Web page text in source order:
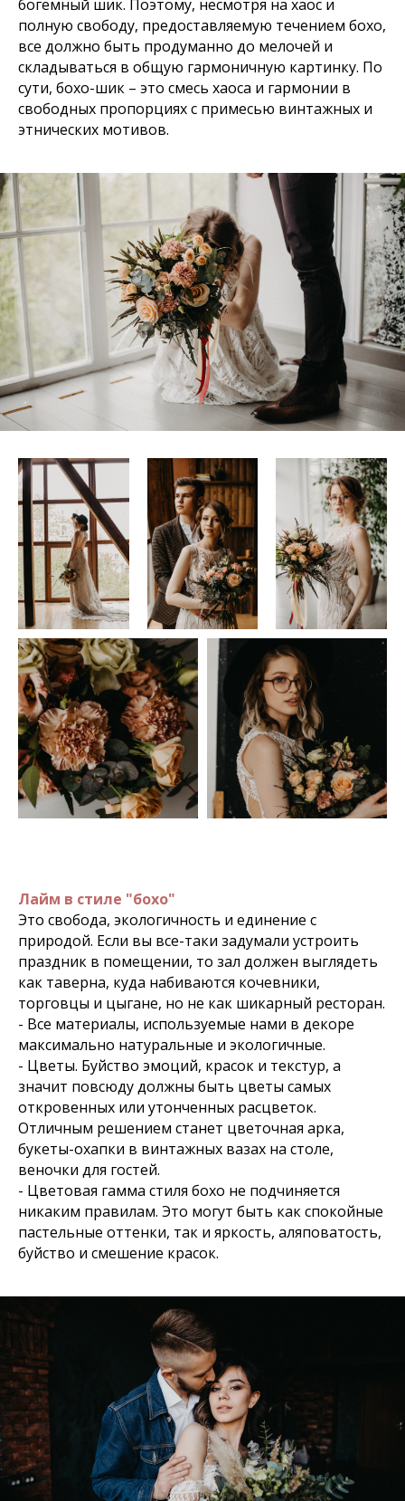
богемный шик. Поэтому, несмотря на хаос и
полную свободу, предоставляемую течением бохо,
все должно быть продуманно до мелочей и
складываться в общую гармоничную картинку. По
сути, бохо-шик – это смесь хаоса и гармонии в
свободных пропорциях с примесью винтажных и
этнических мотивов.
Лайм в стиле "бохо"
Это свобода, экологичность и единение с
природой. Если вы все-таки задумали устроить
праздник в помещении, то зал должен выглядеть
как таверна, куда набиваются кочевники,
торговцы и цыгане, но не как шикарный ресторан.
- Все материалы, используемые нами в декоре
максимально натуральные и экологичные.
- Цветы. Буйство эмоций, красок и текстур, а
значит повсюду должны быть цветы самых
откровенных или утонченных расцветок.
Отличным решением станет цветочная арка,
букеты-охапки в винтажных вазах на столе,
веночки для гостей.
- Цветовая гамма стиля бохо не подчиняется
никаким правилам. Это могут быть как спокойные
пастельные оттенки, так и яркость, аляповатость,
буйство и смешение красок.